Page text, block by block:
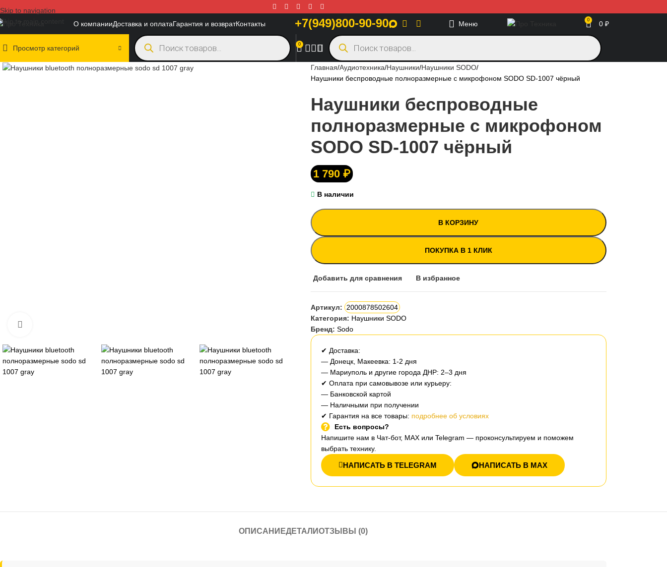
Skip to navigation
Skip to main content
О компанииДоставка и оплатаГарантия и возвратКонтакты +7(949)800-90-90 Меню 0 0 ₽
Просмотр категорий 0
Главная Аудиотехника Наушники Наушники SODO
Наушники беспроводные полноразмерные с микрофоном SODO SD-1007 чёрный
Наушники беспроводные
полноразмерные с микрофоном
SODO SD-1007 чёрный
1 790 ₽
В наличии
В КОРЗИНУ
ПОКУПКА В 1 КЛИК
Добавить для сравнения В избранное
Артикул:
2000878502604
Категория: Наушники SODO
Бренд: Sodo
✔ Доставка:
— Донецк, Макеевка: 1-2 дня
— Мариуполь и другие города ДНР: 2–3 дня
✔ Оплата при самовывозе или курьеру:
— Банковской картой
— Наличными при получении
✔ Гарантия на все товары: подробнее об условиях
Есть вопросы?
Напишите нам в Чат-бот, MAX или Telegram — проконсультируем и поможем
выбрать технику.
НАПИСАТЬ В TELEGRAM НАПИСАТЬ В MAX
ОПИСАНИЕДЕТАЛИОТЗЫВЫ (0)